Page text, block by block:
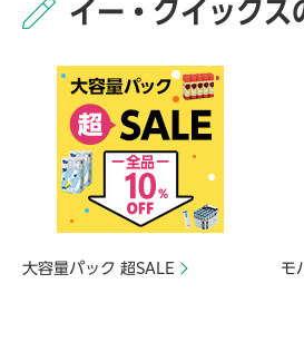
イー・クイックス
大容量パック 超SALE モ